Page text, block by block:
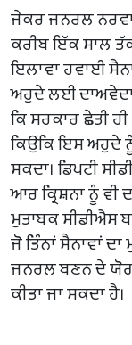
ਜੇਕਰ ਜਨਰਲ
ਕਰੀਬ ਇੱਕ ਸਾਲ
ਇਲਾਵਾ ਹਵਾਈ
ਅਹੁਦੇ ਲਈ
ਕਿ ਸਰਕਾਰ ਛੇਤੀ
ਕਿਉਂਕਿ ਇਸ ਅਹੁਦੇ
ਸਕਦਾ। ਡਿਪਟੀ
ਆਰ ਕ੍ਰਿਸ਼ਨਾ ਨੂੰ ਵੀ
ਮੁਤਾਬਕ ਸੀਡੀਐਸ
ਜੋ ਤਿੰਨਾਂ ਸੈਨਾਵਾਂ
ਜਨਰਲ ਬਣਨ ਦੇ ਯੋਗ
ਕੀਤਾ ਜਾ ਸਕਦਾ ਹੈ।